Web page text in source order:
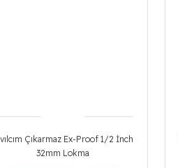
Çıkarmaz Ex-Proof 1/2 İnch
32mm Lokma